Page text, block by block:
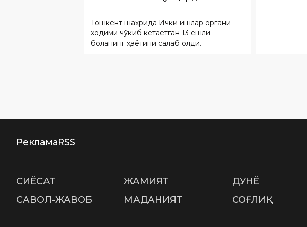
боланинг ҳаётини сақлаб қолди.
РекламаRSS
СИËСАТ ЖАМИЯТ ДУНË
САВОЛ-ЖАВОБ
МАДАНИЯТ СОҒЛИҚ